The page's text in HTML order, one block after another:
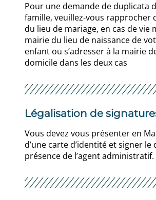
Pour une demande de duplicata
famille, veuillez-vous rapprocher
du lieu de mariage, en cas de vie
mairie du lieu de naissance de
enfant ou s’adresser à la mairie
domicile dans les deux cas
Légalisation de
Vous devez vous présenter en
d’une carte d’identité et signer
présence de l’agent administratif.